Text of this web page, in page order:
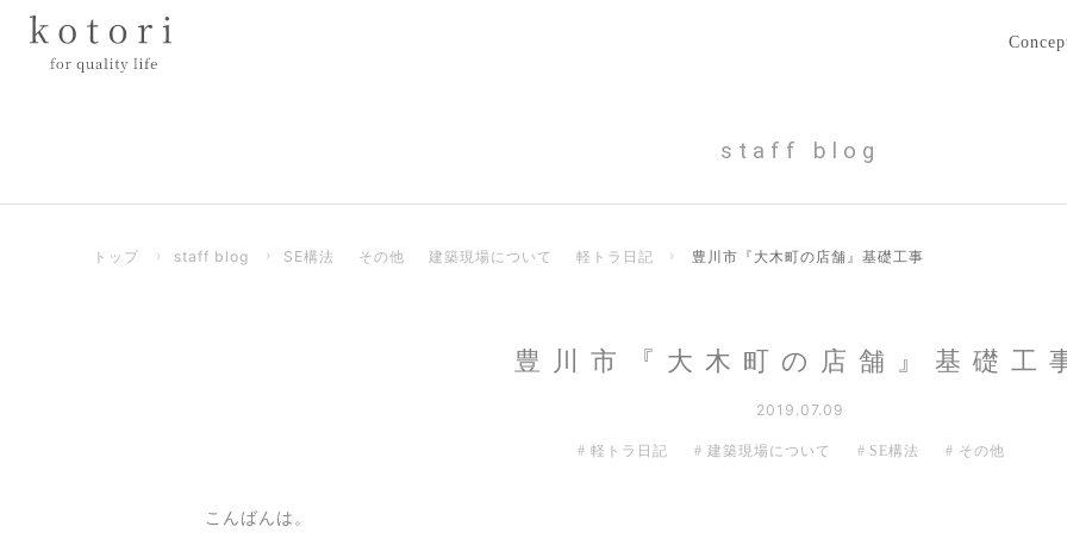
staff blog
トップ › staff blog › SE構法 その他 建築現場について 軽トラ日記 › 豊川市『大木町の店舗』基礎工事
豊川市『大木町の店舗』基礎工
2019.07.09
軽トラ日記 建築現場について SE構法 その他
こんばんは。